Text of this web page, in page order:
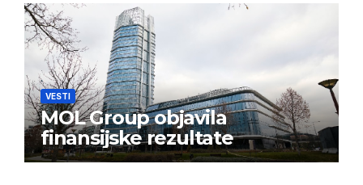
VESTI
MOL Group objavila
finansijske rezultate